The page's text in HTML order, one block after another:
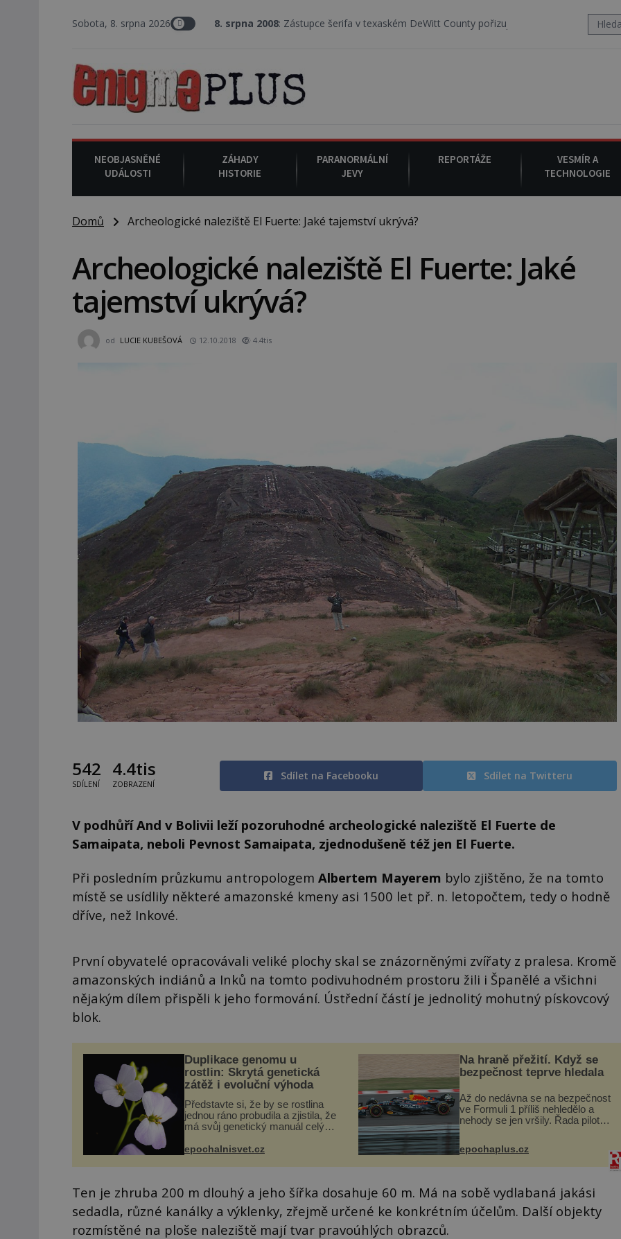
Sobota, 8. srpna 20268. srpna 2008 : Zástupce šerifa v texaském DeWitt County pořizuje video, na kterém před jeho vozem
NEOBJASNĚNÉ
UDÁLOSTI
ZÁHADY
HISTORIE
PARANORMÁLNÍ
JEVY
REPORTÁŽE
VESMÍR A
TECHNOLOGIE
Domů Archeologické naleziště El Fuerte: Jaké tajemství ukrývá?
Archeologické naleziště El Fuerte: Jaké
tajemství ukrývá?
od LUCIE KUBEŠOVÁ 12.10.2018 4.4tis
542
SDÍLENÍ
4.4tis
ZOBRAZENÍ
Sdílet na Facebooku Sdílet na Twitteru
V podhůří And v Bolivii leží pozoruhodné archeologické naleziště El Fuerte de
Samaipata, neboli Pevnost Samaipata, zjednodušeně též jen El Fuerte.
Při posledním průzkumu antropologem Albertem Mayerem bylo zjištěno, že na tomto
místě se usídlily některé amazonské kmeny asi 1500 let př. n. letopočtem, tedy o hodně
dříve, než Inkové.
První obyvatelé opracovávali veliké plochy skal se znázorněnými zvířaty z pralesa. Kromě
amazonských indiánů a Inků na tomto podivuhodném prostoru žili i Španělé a všichni
nějakým dílem přispěli k jeho formování. Ústřední částí je jednolitý mohutný pískovcový
blok.
Duplikace genomu u
rostlin: Skrytá genetická
zátěž i evoluční výhoda
Představte si, že by se rostlina
jednou ráno probudila a zjistila, že
má svůj genetický manuál celý
přírodě stane – a podle nového
vstupenka...
epochalnisvet.cz
Na hraně přežití. Když se
bezpečnost teprve hledala
Až do nedávna se na bezpečnost
ve Formuli 1 příliš nehledělo a
nehody se jen vršily. Řada pilotů
i ztrátou života. Dnes
nepochopiteln...
epochaplus.cz
Ten je zhruba 200 m dlouhý a jeho šířka dosahuje 60 m. Má na sobě vydlabaná jakási
sedadla, různé kanálky a výklenky, zřejmě určené ke konkrétním účelům. Další objekty
rozmístěné na ploše naleziště mají tvar pravoúhlých obrazců.